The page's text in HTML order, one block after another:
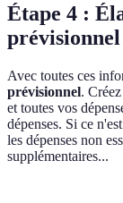
Étape 4 :
prévisionnel
Avec toutes ces
prévisionnel.
et toutes vos
dépenses. Si ce
les dépenses non
supplémentaires...